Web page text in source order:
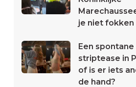
je niet fokken
Een spontane
striptease in
of is er iets
de hand?